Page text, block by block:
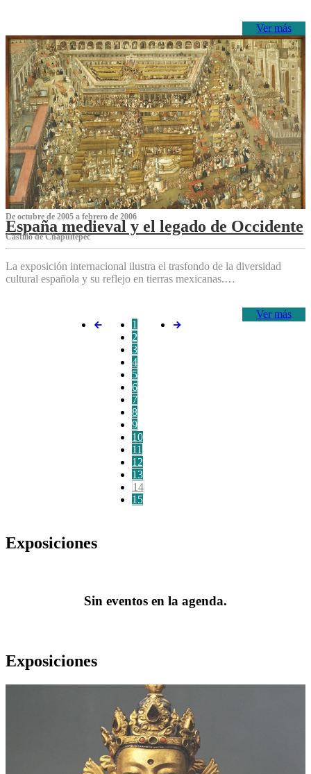
Ver más
De octubre de 2005 a febrero de 2006
España medieval y el legado de Occidente
Castillo de Chapultepec
La exposición internacional ilustra el trasfondo de la diversidad
cultural española y su reflejo en tierras mexicanas.…
Ver más
1
2
3
4
5
6
7
8
9
10
11
12
13
14
15
Exposiciones
Sin eventos en la agenda.
Exposiciones